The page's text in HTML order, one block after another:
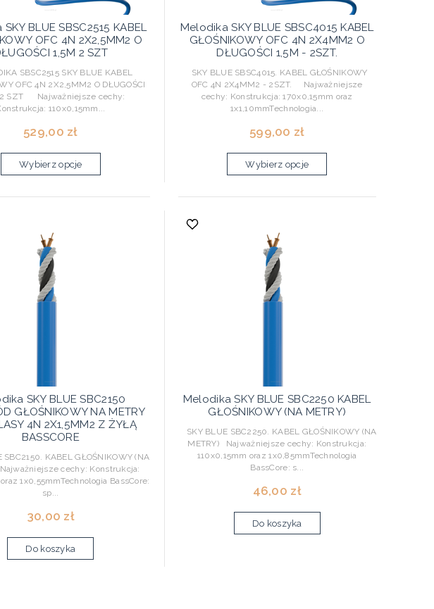
BLUE SBSC2515 KABEL
OFC 4N 2X2,5MM2 O
1,5M 2 SZT
SBSC2515 SKY BLUE KABEL
OFC 4N 2X2,5MM2 O DŁUGOŚCI
SZT Najważniejsze cechy:
110x0,15mm...
529,00 zł
Wybierz opcje
Melodika SKY BLUE SBSC4015 KABEL
GŁOŚNIKOWY OFC 4N 2X4MM2 O
DŁUGOŚCI 1,5M - 2SZT.
SKY BLUE SBSC4015. KABEL GŁOŚNIKOWY
OFC 4N 2X4MM2 - 2SZT. Najważniejsze
cechy: Konstrukcja: 170x0,15mm oraz
1x1,10mmTechnologia...
599,00 zł
Wybierz opcje
SKY BLUE SBC2150
GŁOŚNIKOWY NA METRY
4N 2X1,5MM2 Z ŻYŁĄ
BASSCORE
KABEL GŁOŚNIKOWY (NA
cechy: Konstrukcja:
1x0,55mmTechnologia BassCore:
sp...
30,00 zł
Do koszyka
Melodika SKY BLUE SBC2250 KABEL
GŁOŚNIKOWY (NA METRY)
SKY BLUE SBC2250. KABEL GŁOŚNIKOWY (NA
METRY) Najważniejsze cechy: Konstrukcja:
110x0,15mm oraz 1x0,85mmTechnologia
BassCore: s...
46,00 zł
Do koszyka